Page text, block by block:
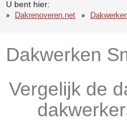
U bent hier:
Dakrenoveren.net
Dakwerken
Vergelijk de